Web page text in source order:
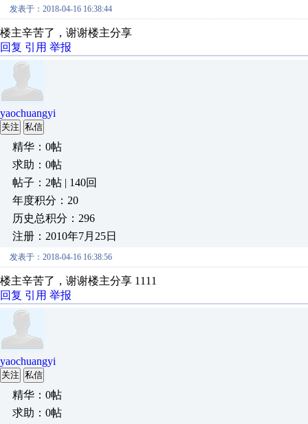
发表于：2018-04-16 16:38:44
楼主辛苦了，谢谢楼主分享
回复 引用 举报
yaochuangyi
关注 私信
精华：0帖
求助：0帖
帖子：2帖 | 140回
年度积分：20
历史总积分：296
注册：2010年7月25日
发表于：2018-04-16 16:38:56
楼主辛苦了，谢谢楼主分享 1111
回复 引用 举报
yaochuangyi
关注 私信
精华：0帖
求助：0帖